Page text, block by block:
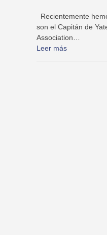
Recientemente
son el Capitán de
Association…
Leer más